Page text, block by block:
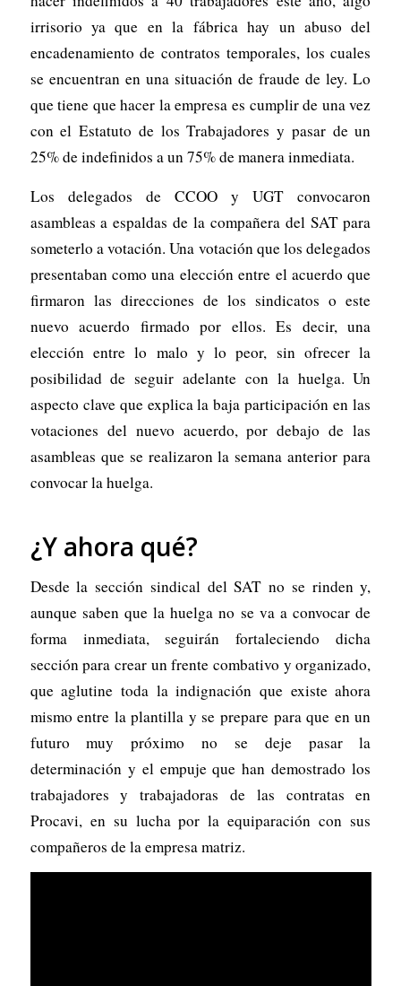
irrisorio ya que en la fábrica hay un abuso del
encadenamiento de contratos temporales, los cuales
se encuentran en una situación de fraude de ley. Lo
que tiene que hacer la empresa es cumplir de una vez
con el Estatuto de los Trabajadores y pasar de un
25% de indefinidos a un 75% de manera inmediata.
Los delegados de CCOO y UGT convocaron
asambleas a espaldas de la compañera del SAT para
someterlo a votación. Una votación que los delegados
presentaban como una elección entre el acuerdo que
firmaron las direcciones de los sindicatos o este
nuevo acuerdo firmado por ellos. Es decir, una
elección entre lo malo y lo peor, sin ofrecer la
posibilidad de seguir adelante con la huelga. Un
aspecto clave que explica la baja participación en las
votaciones del nuevo acuerdo, por debajo de las
asambleas que se realizaron la semana anterior para
convocar la huelga.
¿Y ahora qué?
Desde la sección sindical del SAT no se rinden y,
aunque saben que la huelga no se va a convocar de
forma inmediata, seguirán fortaleciendo dicha
sección para crear un frente combativo y organizado,
que aglutine toda la indignación que existe ahora
mismo entre la plantilla y se prepare para que en un
futuro muy próximo no se deje pasar la
determinación y el empuje que han demostrado los
trabajadores y trabajadoras de las contratas en
Procavi, en su lucha por la equiparación con sus
compañeros de la empresa matriz.